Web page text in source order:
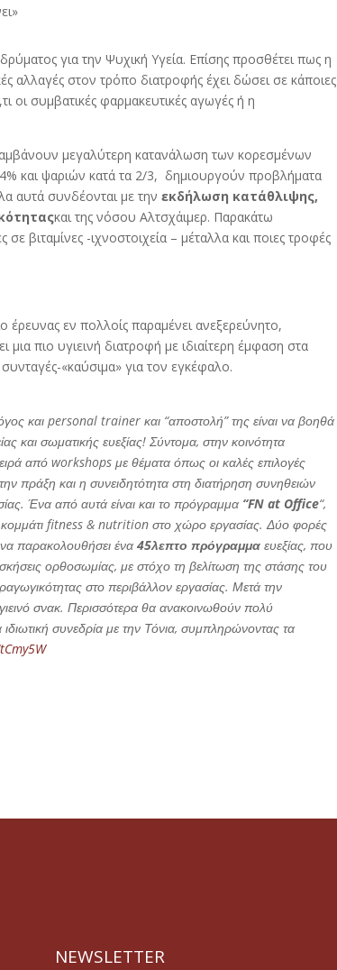
για την Ψυχική Υγεία. Επίσης προσθέτει πως η
αλλαγές στον τρόπο διατροφής έχει δώσει σε κάποιες
οι συμβατικές φαρμακευτικές αγωγές ή η
μεγαλύτερη κατανάλωση των κορεσμένων
και ψαριών κατά τα 2/3, δημιουργούν προβλήματα
αυτά συνδέονται με τηνεκδήλωση κατάθλιψης,
και της νόσου Αλτσχάιμερ. Παρακάτω
βιταμίνες -ιχνοστοιχεία – μέταλλα και ποιες τροφές
έρευνας εν πολλοίς παραμένει ανεξερεύνητο,
πιο υγιεινή διατροφή με ιδιαίτερη έμφαση στα
«καύσιμα» για τον εγκέφαλο.
και personal trainer και “αποστολή” της είναι να βοηθά
και σωματικής ευεξίας! Σύντομα, στην κοινότητα
από workshops με θέματα όπως οι καλές επιλογές
πράξη και η συνειδητότητα στη διατήρηση συνηθειών
Ένα από αυτά είναι και το πρόγραμμα “FN at Office“,
κομμάτι fitness & nutrition στο χώρο εργασίας. Δύο φορές
να παρακολουθήσει ένα45λεπτο πρόγραμμα ευεξίας, που
ορθοσωμίας, με στόχο τη βελίτωση της στάσης του
στο περιβάλλον εργασίας. Μετά την
σνακ. Περισσότερα θα ανακοινωθούν πολύ
συνεδρία με την Τόνια, συμπληρώνοντας τα
NEWSLETTER